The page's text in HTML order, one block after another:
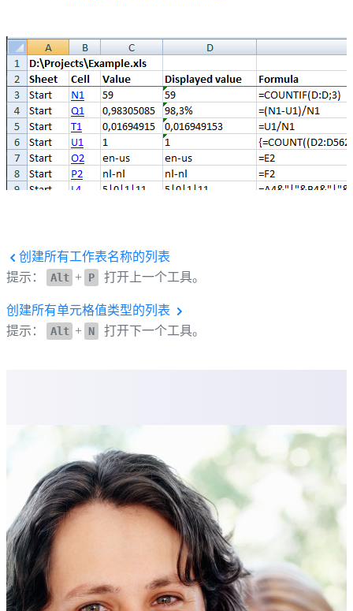
创建所有工作表名称的列表
提示：
Alt + P 打开上一个工具。
创建所有单元格值类型的列表
提示：
Alt + N 打开下一个工具。